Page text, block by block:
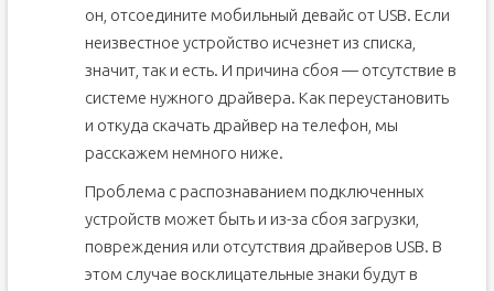
он, отсоедините мобильный девайс от USB. Если
неизвестное устройство исчезнет из списка,
значит, так и есть. И причина сбоя — отсутствие в
системе нужного драйвера. Как переустановить
и откуда скачать драйвер на телефон, мы
расскажем немного ниже.
Проблема с распознаванием подключенных
устройств может быть и из-за сбоя загрузки,
повреждения или отсутствия драйверов USB. В
этом случае восклицательные знаки будут в